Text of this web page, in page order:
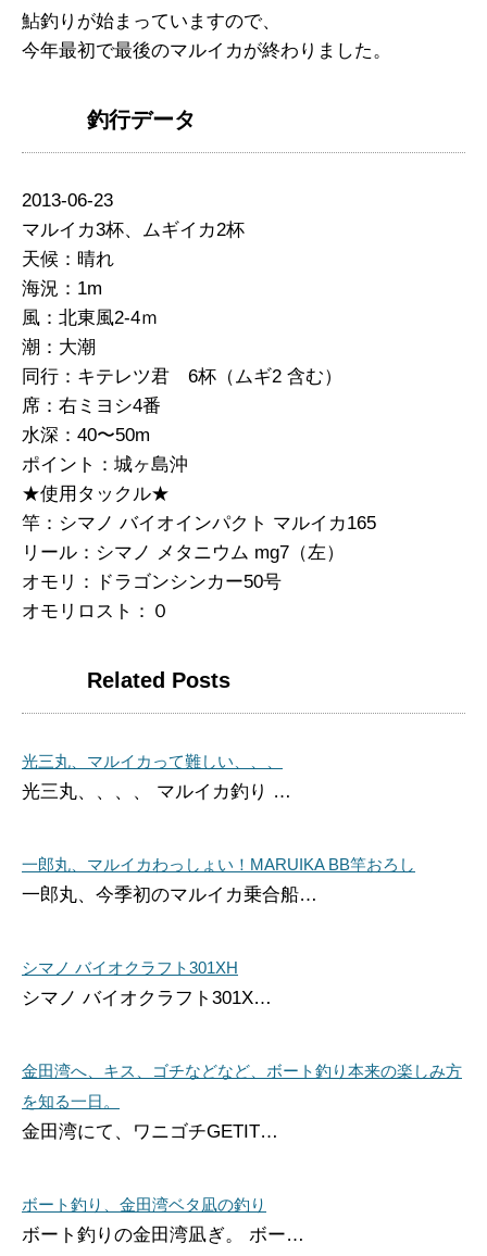
鮎釣りが始まっていますので、
今年最初で最後のマルイカが終わりました。
釣行データ
2013-06-23
マルイカ3杯、ムギイカ2杯
天候：晴れ
海況：1m
風：北東風2-4ｍ
潮：大潮
同行：キテレツ君 6杯（ムギ2 含む）
席：右ミヨシ4番
水深：40〜50m
ポイント：城ヶ島沖
★使用タックル★
竿：シマノ バイオインパクト マルイカ165
リール：シマノ メタニウム mg7（左）
オモリ：ドラゴンシンカー50号
オモリロスト：０
Related Posts
光三丸、マルイカって難しい、、、
光三丸、、、、 マルイカ釣り …
一郎丸、マルイカわっしょい！MARUIKA BB竿おろし
一郎丸、今季初のマルイカ乗合船…
シマノ バイオクラフト301XH
シマノ バイオクラフト301X…
金田湾へ、キス、ゴチなどなど、ボート釣り本来の楽しみ方
を知る一日。
金田湾にて、ワニゴチGETIT…
ボート釣り、金田湾ベタ凪の釣り
ボート釣りの金田湾凪ぎ。 ボー…